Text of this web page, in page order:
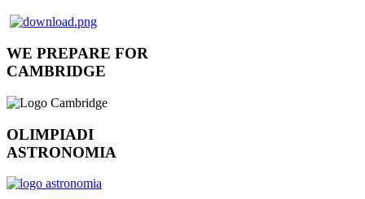
WE PREPARE FOR
CAMBRIDGE
OLIMPIADI
ASTRONOMIA